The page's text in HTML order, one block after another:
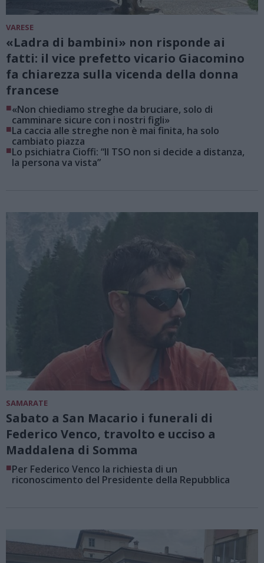
VARESE
«Ladra di bambini» non risponde ai
fatti: il vice prefetto vicario Giacomino
fa chiarezza sulla vicenda della donna
francese
■«Non chiediamo streghe da bruciare, solo di
camminare sicure con i nostri figli»
■La caccia alle streghe non è mai finita, ha solo
cambiato piazza
■Lo psichiatra Cioffi: “Il TSO non si decide a distanza,
la persona va vista”
SAMARATE
Sabato a San Macario i funerali di
Federico Venco, travolto e ucciso a
Maddalena di Somma
■Per Federico Venco la richiesta di un
riconoscimento del Presidente della Repubblica